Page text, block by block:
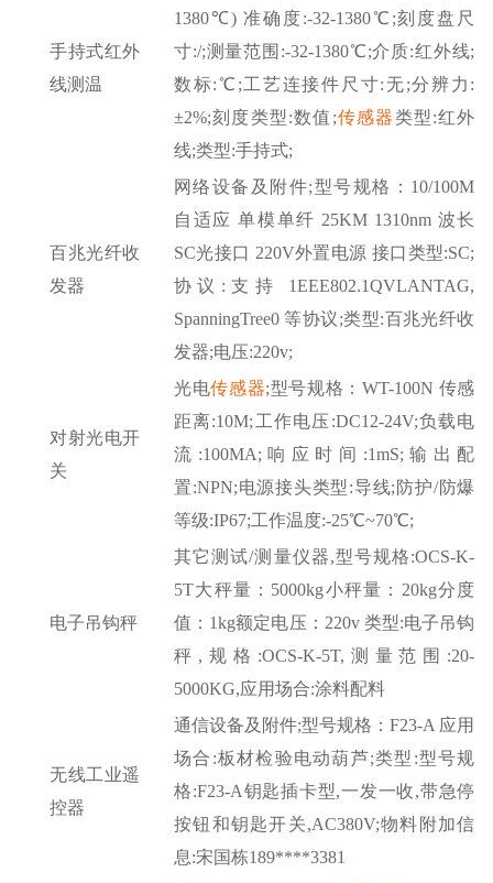
手持式红外
线测温
1380℃) 准确度:-32-1380℃;刻度盘尺
寸:/;测量范围:-32-1380℃;介质:红外线;
数标:℃;工艺连接件尺寸:无;分辨力:
±2%;刻度类型:数值;传感器类型:红外
线;类型:手持式;
百兆光纤收
发器
网络设备及附件;型号规格：10/100M
自适应 单模单纤 25KM 1310nm 波长
SC光接口 220V外置电源 接口类型:SC;
协议:支持 1EEE802.1QVLANTAG,
SpanningTree0 等协议;类型:百兆光纤收
发器;电压:220v;
对射光电开
关
光电传感器;型号规格：WT-100N 传感
距离:10M;工作电压:DC12-24V;负载电
流:100MA;响应时间:1mS;输出配
置:NPN;电源接头类型:导线;防护/防爆
等级:IP67;工作温度:-25℃~70℃;
电子吊钩秤
其它测试/测量仪器,型号规格:OCS-K-
5T大秤量：5000kg小秤量：20kg分度
值：1kg额定电压：220v 类型:电子吊钩
秤,规格:OCS-K-5T,测量范围:20-
5000KG,应用场合:涂料配料
无线工业遥
控器
通信设备及附件;型号规格：F23-A 应用
场合:板材检验电动葫芦;类型:型号规
格:F23-A钥匙插卡型,一发一收,带急停
按钮和钥匙开关,AC380V;物料附加信
息:宋国栋189****3381